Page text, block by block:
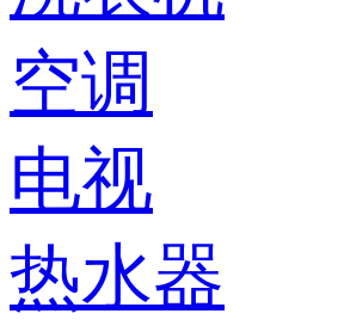
空调
电视
热水器